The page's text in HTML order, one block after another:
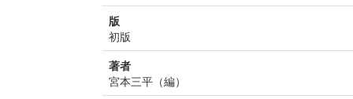
版
初版
著者
宮本三平（編）